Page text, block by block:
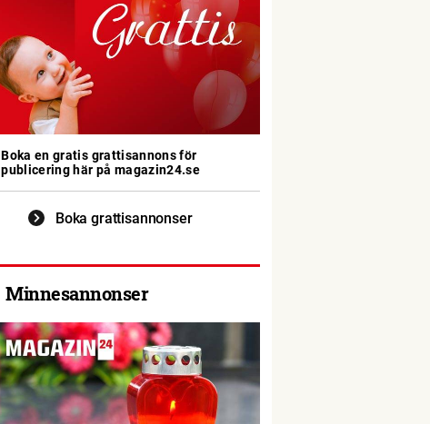
Boka en gratis grattisannons för
publicering här på magazin24.se
Boka grattisannonser
Minnesannonser